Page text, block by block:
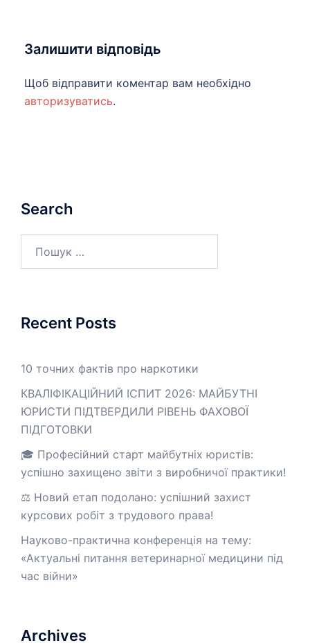
Залишити відповідь
Щоб відправити коментар вам необхідно
авторизуватись.
Search
Recent Posts
10 точних фактів про наркотики
КВАЛІФІКАЦІЙНИЙ ІСПИТ 2026: МАЙБУТНІ
ЮРИСТИ ПІДТВЕРДИЛИ РІВЕНЬ ФАХОВОЇ
ПІДГОТОВКИ
🎓 Професійний старт майбутніх юристів:
успішно захищено звіти з виробничої практики!
⚖️ Новий етап подолано: успішний захист
курсових робіт з трудового права!
Науково-практична конференція на тему:
«Актуальні питання ветеринарної медицини під
час війни»
Archives